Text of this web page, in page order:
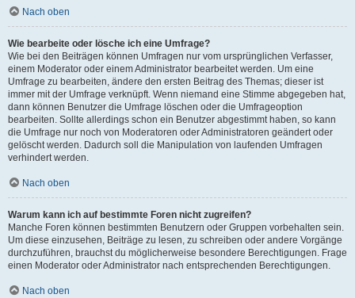
Nach oben
Wie bearbeite oder lösche ich eine Umfrage?
Wie bei den Beiträgen können Umfragen nur vom ursprünglichen Verfasser,
einem Moderator oder einem Administrator bearbeitet werden. Um eine
Umfrage zu bearbeiten, ändere den ersten Beitrag des Themas; dieser ist
immer mit der Umfrage verknüpft. Wenn niemand eine Stimme abgegeben hat,
dann können Benutzer die Umfrage löschen oder die Umfrageoption
bearbeiten. Sollte allerdings schon ein Benutzer abgestimmt haben, so kann
die Umfrage nur noch von Moderatoren oder Administratoren geändert oder
gelöscht werden. Dadurch soll die Manipulation von laufenden Umfragen
verhindert werden.
Nach oben
Warum kann ich auf bestimmte Foren nicht zugreifen?
Manche Foren können bestimmten Benutzern oder Gruppen vorbehalten sein.
Um diese einzusehen, Beiträge zu lesen, zu schreiben oder andere Vorgänge
durchzuführen, brauchst du möglicherweise besondere Berechtigungen. Frage
einen Moderator oder Administrator nach entsprechenden Berechtigungen.
Nach oben